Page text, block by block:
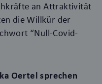
an Attraktivität
die Willkür der
“Null-Covid-
Oertel sprechen